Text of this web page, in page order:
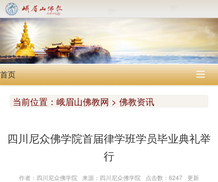
首页 
当前位置： 峨眉山佛教网 > 佛教资讯
四川尼众佛学院首届律学班学员毕业典礼举
行
作者：四川尼众佛学院 来源：四川尼众佛学院 点击数：6247 更新